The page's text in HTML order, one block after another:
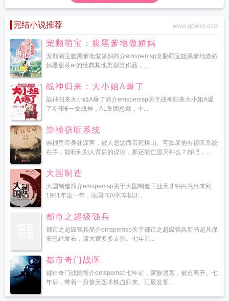
完结小说推荐 www.qdwxs.com
宠翻萌宝：腹黑爹地傲娇妈
宠翻萌宝腹黑爹地傲娇妈简介emspemsp宠翻萌宝腹黑爹地傲娇
妈是甜茶er的经典其他类型类作品，...
战神归来：大小姐A爆了
战神归来大小姐A爆了简介emspemsp关于战神归来大小姐A爆
了X国唯一女战神，AL集团总裁，十...
崇祯窃听系统
崇祯皇帝身处深宫，被人忽悠而吊死煤山。可如果他有窃听系统
在手，能听到别人背后的议论，那还能亡国灭种么？好吧，...
大国制造
大国制造简介emspemsp关于大国制造工业天才钟白意外来到
1981年这一年，法国TGV列车以3...
都市之超级强兵
都市之超级强兵简介emspemsp关于都市之超级强兵新书超凡保
安已经发布，请大家多多支持。七年前...
都市奇门战医
都市奇门战医简介emspemsp七年前，家族遇害，被迫离开。七
年后，带着一身惊天医术铁血归来。江晨发誓...